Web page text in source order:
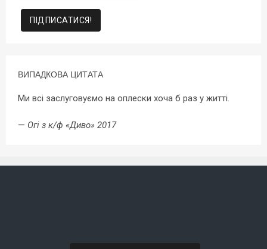
ВИПАДКОВА ЦИТАТА
Ми всі заслуговуємо на оплески хоча б раз у житті.
— Огі з к/ф «Диво» 2017